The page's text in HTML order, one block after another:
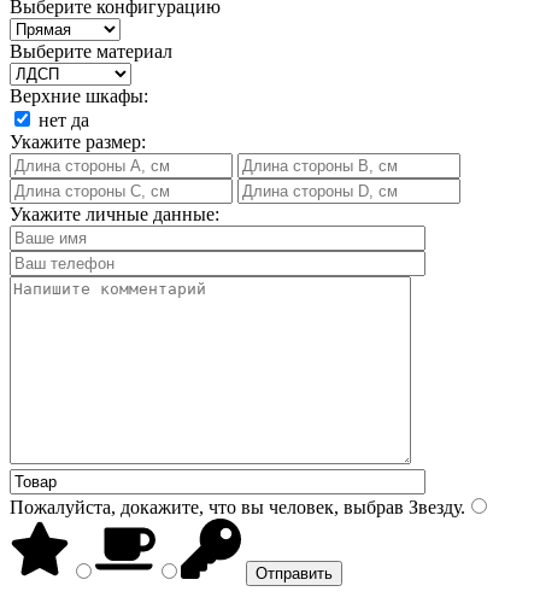
Выберите конфигурацию
Выберите материал
Верхние шкафы:
нет да
Укажите размер:
Укажите личные данные:
Пожалуйста, докажите, что вы человек, выбрав Звезду.